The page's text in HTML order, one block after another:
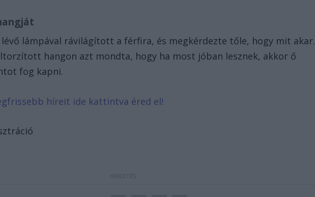
lévő lámpával rávilágított a férfira, és megkérdezte tőle, hogy mit akar.
hangon azt mondta, hogy ha most jóban lesznek, akkor ő
fog kapni.
híreit ide kattintva éred el!